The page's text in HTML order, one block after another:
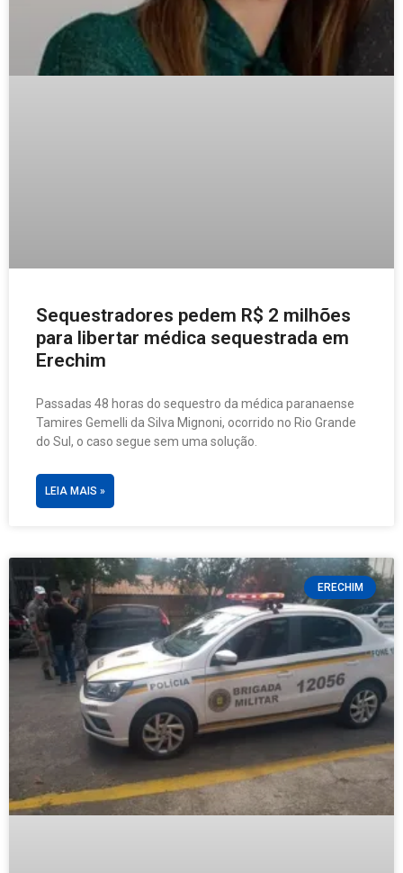
Sequestradores pedem R$ 2 milhões
para libertar médica sequestrada em
Erechim
Passadas 48 horas do sequestro da médica paranaense
Tamires Gemelli da Silva Mignoni, ocorrido no Rio Grande
do Sul, o caso segue sem uma solução.
LEIA MAIS »
ERECHIM